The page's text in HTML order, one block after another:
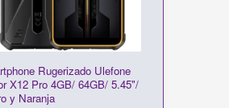
Rugerizado Ulefone
X12 Pro 4GB/ 64GB/ 5.45"/
y Naranja